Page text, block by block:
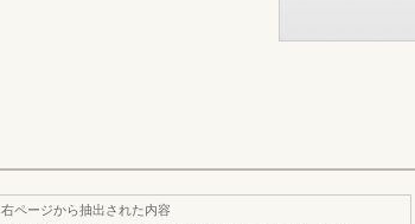
右ページから抽出された内容